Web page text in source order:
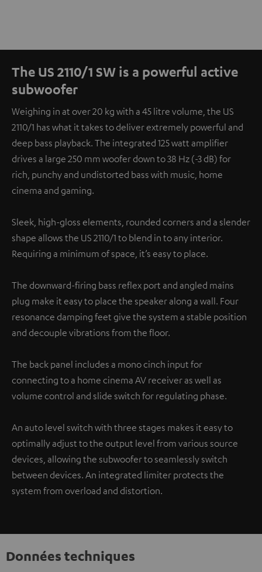
The US 2110/1 SW is a powerful active
subwoofer
Weighing in at over 20 kg with a 45 litre volume, the US
2110/1 has what it takes to deliver extremely powerful and
deep bass playback. The integrated 125 watt amplifier
drives a large 250 mm woofer down to 38 Hz (-3 dB) for
rich, punchy and undistorted bass with music, home
cinema and gaming.
Sleek, high-gloss elements, rounded corners and a slender
shape allows the US 2110/1 to blend in to any interior.
Requiring a minimum of space, it’s easy to place.
The downward-firing bass reflex port and angled mains
plug make it easy to place the speaker along a wall. Four
resonance damping feet give the system a stable position
and decouple vibrations from the floor.
The back panel includes a mono cinch input for
connecting to a home cinema AV receiver as well as
volume control and slide switch for regulating phase.
An auto level switch with three stages makes it easy to
optimally adjust to the output level from various source
devices, allowing the subwoofer to seamlessly switch
between devices. An integrated limiter protects the
system from overload and distortion.
Données techniques